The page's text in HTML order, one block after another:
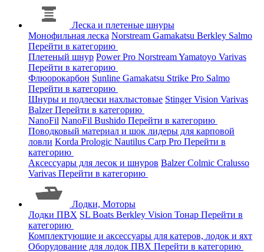
Леска и плетеные шнуры
Монофильная леска Norstream Gamakatsu Berkley Salmo
Перейти в категорию
Плетеный шнур Power Pro NorstreamYamatoyo Varivas
Перейти в категорию
Флюорокарбон Sunline Gamakatsu Strike Pro Salmo
Перейти в категорию
Шнуры и подлески нахлыстовые StingerVision Varivas
BalzerПерейти в категорию
NanoFil NanoFil Bushido Перейти в категорию
Поводковый материал и шок лидеры для карповой
ловли Korda Prologic Nautilus Carp Pro Перейти в
категорию
Аксессуары для лесок и шнуров BalzerColmic Cralusso
Varivas Перейти в категорию
Лодки, Моторы
Лодки ПВХ SL Boats Berkley Vision Тонар Перейти в
категорию
Комплектующие и аксессуары для катеров, лодок и яхт
Оборудование для лодок ПВХ Перейти в категорию